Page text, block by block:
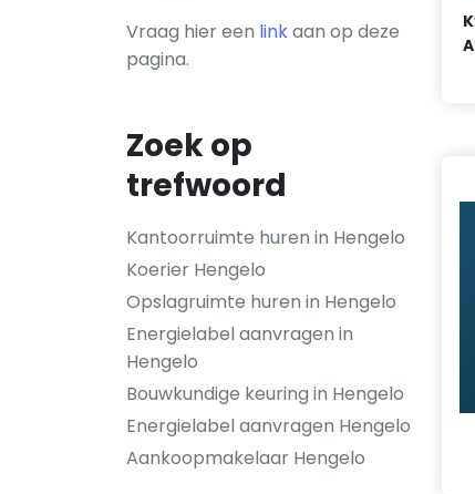
Vraag hier een linkaan op deze
pagina.
Zoek op
trefwoord
Kantoorruimte huren in Hengelo
Koerier Hengelo
Opslagruimte huren in Hengelo
Energielabel aanvragen in
Hengelo
Bouwkundige keuring in Hengelo
Energielabel aanvragen Hengelo
Aankoopmakelaar Hengelo